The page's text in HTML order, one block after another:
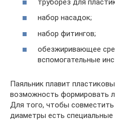
труборез для
набор насадок;
набор фитингов;
обезжиривающее
вспомогательные
Паяльник плавит
возможность формировать
Для того, чтобы
диаметры есть специальные